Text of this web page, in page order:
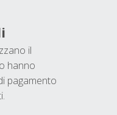
il
hanno
pagamento